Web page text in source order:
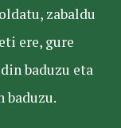
zabaldu
ere, gure
baduzu eta
baduzu.